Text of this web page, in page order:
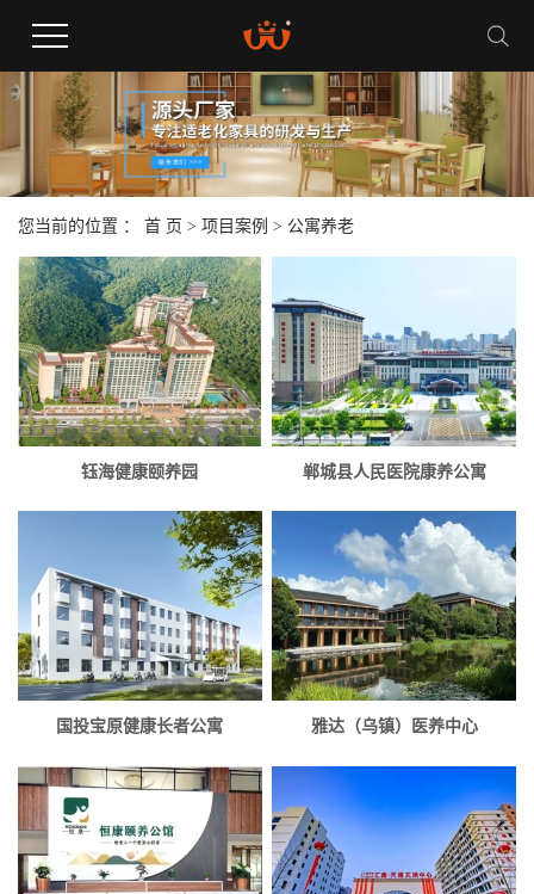
您当前的位置 ： 首 页 > 项目案例 > 公寓养老
钰海健康颐养园 郸城县人民医院康养公寓
国投宝原健康长者公寓 雅达（乌镇）医养中心